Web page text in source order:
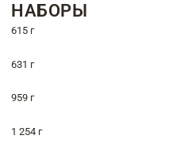
НАБОРЫ
615 г
631 г
959 г
1 254 г